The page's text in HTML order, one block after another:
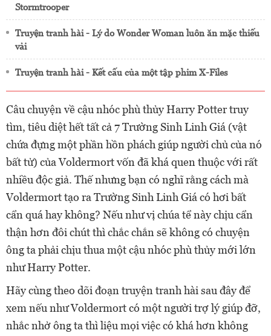
Stormtrooper
Truyện tranh hài - Lý do Wonder Woman luôn ăn mặc thiếu
vải
Truyện tranh hài - Kết cấu của một tập phim X-Files
Câu chuyện về cậu nhóc phù thủy Harry Potter truy
tìm, tiêu diệt hết tất cả 7 Trường Sinh Linh Giá (vật
chứa đựng một phần hồn phách giúp người chủ của nó
bất tử) của Voldermort vốn đã khá quen thuộc với rất
nhiều độc giả. Thế nhưng bạn có nghĩ rằng cách mà
Voldermort tạo ra Trường Sinh Linh Giá có hơi bất
cẩn quá hay không? Nếu như vị chúa tể này chịu cẩn
thận hơn đôi chút thì chắc chắn sẽ không có chuyện
ông ta phải chịu thua một cậu nhóc phù thủy mới lớn
như Harry Potter.
Hãy cùng theo dõi đoạn truyện tranh hài sau đây để
xem nếu như Voldermort có một người trợ lý giúp đỡ,
nhắc nhở ông ta thì liệu mọi việc có khá hơn không